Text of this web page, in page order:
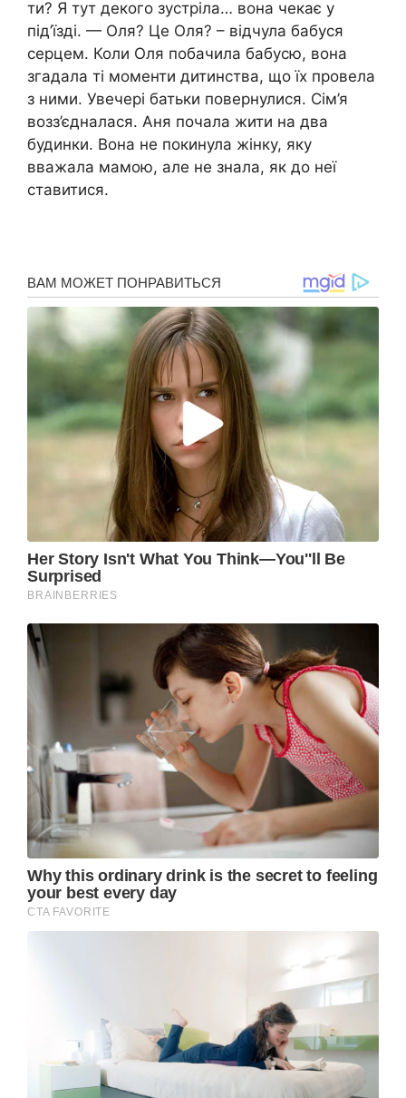
ти? Я тут декого зустріла… вона чекає у
під’їзді. — Оля? Це Оля? – відчула бабуся
серцем. Коли Оля побачила бабусю, вона
згадала ті моменти дитинства, що їх провела
з ними. Увечері батьки повернулися. Сім’я
возз’єдналася. Аня почала жити на два
будинки. Вона не покинула жінку, яку
вважала мамою, але не знала, як до неї
ставитися.